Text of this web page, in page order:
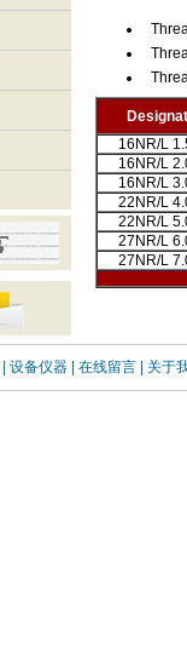
16NR/L
16NR/L
16NR/L
22NR/L
22NR/L
27NR/L
27NR/L
| 设备仪器 | 在线留言 | 关于